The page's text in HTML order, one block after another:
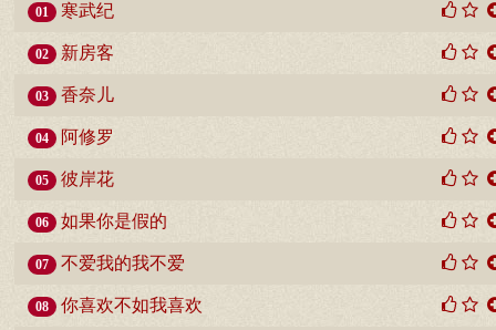
01 寒武纪
02 新房客
03 香奈儿
04 阿修罗
05 彼岸花
06 如果你是假的
07 不爱我的我不爱
08 你喜欢不如我喜欢